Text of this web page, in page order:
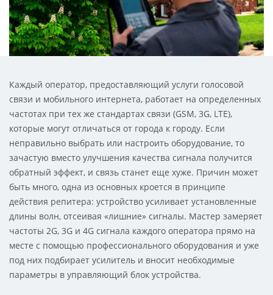
Каждый оператор, предоставляющий услуги голосовой
связи и мобильного интернета, работает на определенных
частотах при тех же стандартах связи (GSM, 3G, LTE),
которые могут отличаться от города к городу. Если
неправильно выбрать или настроить оборудование, то
зачастую вместо улучшения качества сигнала получится
обратный эффект, и связь станет еще хуже. Причин может
быть много, одна из основных кроется в принципе
действия репитера: устройство усиливает установленные
длины волн, отсеивая «лишние» сигналы. Мастер замеряет
частоты 2G, 3G и 4G сигнала каждого оператора прямо на
месте с помощью профессионального оборудования и уже
под них подбирает усилитель и вносит необходимые
параметры в управляющий блок устройства.